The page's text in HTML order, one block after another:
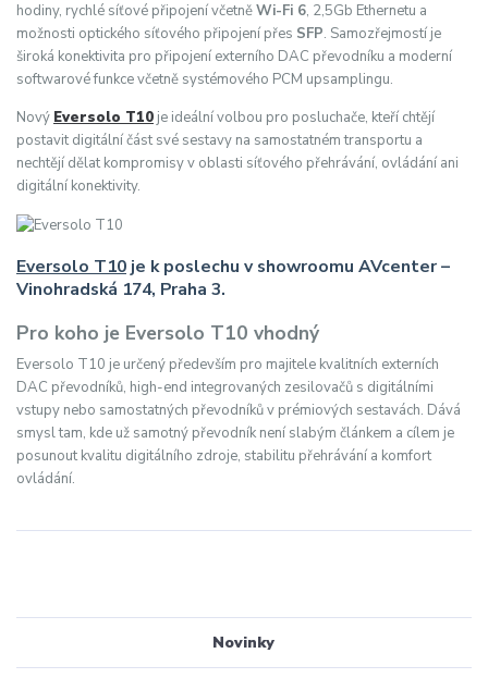
Novinky
hodiny, rychlé síťové připojení včetněWi-Fi 6, 2,5Gb Ethernetu a
možnosti optického síťového připojení přes SFP. Samozřejmostí je
široká konektivita pro připojení externího DAC převodníku a moderní
softwarové funkce včetně systémového PCM upsamplingu.
Nový Eversolo T10 je ideální volbou pro posluchače, kteří chtějí
postavit digitální část své sestavy na samostatném transportu a
nechtějí dělat kompromisy v oblasti síťového přehrávání, ovládání ani
digitální konektivity.
Eversolo T10 je k poslechu v showroomu AVcenter –
Vinohradská 174, Praha 3.
Pro koho je Eversolo T10 vhodný
Eversolo T10 je určený především pro majitele kvalitních externích
DAC převodníků, high-end integrovaných zesilovačů s digitálními
vstupy nebo samostatných převodníků v prémiových sestavách. Dává
smysl tam, kde už samotný převodník není slabým článkem a cílem je
posunout kvalitu digitálního zdroje, stabilitu přehrávání a komfort
ovládání.